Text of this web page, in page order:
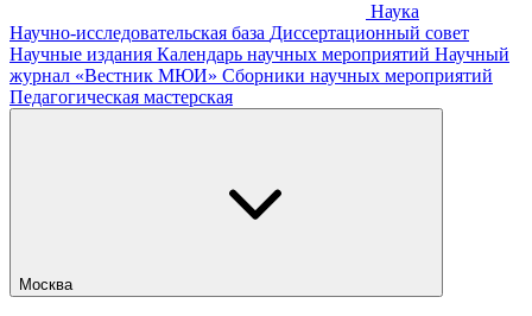
Наука
Научно-исследовательская база Диссертационный совет
Научные издания Календарь научных мероприятий Научный
журнал «Вестник МЮИ» Сборники научных мероприятий
Педагогическая мастерская
Москва